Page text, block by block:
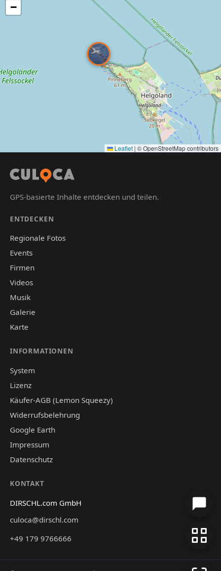
−
Leaflet | © OpenStreetMap contributors
GPS-basierte Inhalte entdecken und teilen.
ENTDECKEN
Regionale Fotos
Events
Firmen
Videos
Musik
Galerie
Karte
INFORMATIONEN
System
Lizenz
Käufer-AGB (Lemon Squeezy)
Widerrufsbelehrung
Google Earth
Impressum
Datenschutz
KONTAKT
DIRSCHL.com GmbH
culoca@dirschl.com
+49 179 9766666